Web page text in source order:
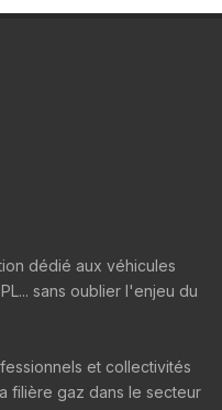
dédié aux véhicules
sans oublier l'enjeu du
et collectivités
filière gaz dans le secteur